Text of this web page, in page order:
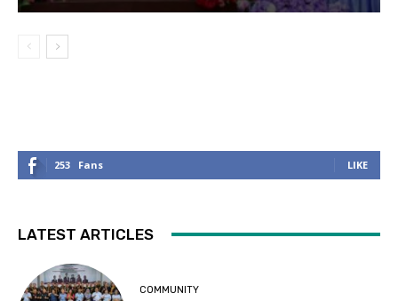
253 Fans LIKE
LATEST ARTICLES
COMMUNITY